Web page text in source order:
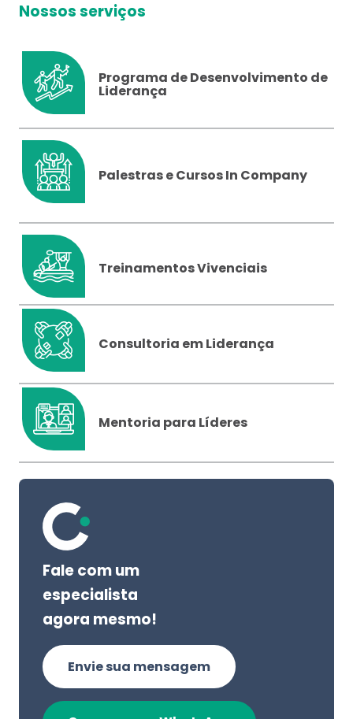
Nossos serviços
Programa de Desenvolvimento de
Liderança
Palestras e Cursos In Company
Treinamentos Vivenciais
Consultoria em Liderança
Mentoria para Líderes
Fale com um
especialista
agora mesmo!
Envie sua mensagem